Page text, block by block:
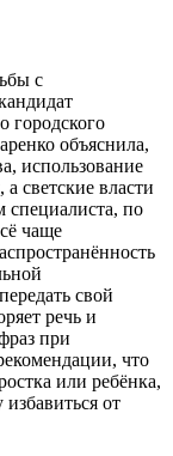
с
городского
объяснила,
использование
светские власти
по
чаще
свой
речь и
при
что
или ребёнка,
от